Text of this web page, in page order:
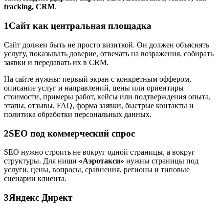
tracking, CRM.
1Сайт как центральная площадка
Сайт должен быть не просто визиткой. Он должен объяснять
услугу, показывать доверие, отвечать на возражения, собирать
заявки и передавать их в CRM.
На сайте нужны: первый экран с конкретным оффером,
описание услуг и направлений, цены или ориентиры
стоимости, примеры работ, кейсы или подтверждения опыта,
этапы, отзывы, FAQ, форма заявки, быстрые контакты и
политика обработки персональных данных.
2SEO под коммерческий спрос
SEO нужно строить не вокруг одной страницы, а вокруг
структуры. Для ниши «Аэротакси» нужны страницы под
услуги, цены, вопросы, сравнения, регионы и типовые
сценарии клиента.
3Яндекс Директ